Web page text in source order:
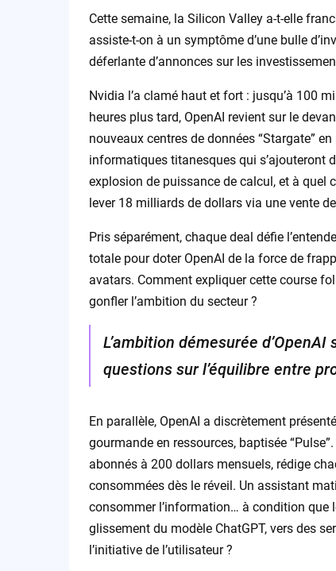
Cette semaine, la Silicon Valley a-t-elle
assiste-t-on à un symptôme d’une bulle
déferlante d’annonces sur les
Nvidia l’a clamé haut et fort : jusqu’à 100
heures plus tard, OpenAI revient sur le
nouveaux centres de données “Stargate”
informatiques titanesques qui s’ajouteront
explosion de puissance de calcul, et à quel
lever 18 milliards de dollars via une vente
Pris séparément, chaque deal défie
totale pour doter OpenAI de la force de
avatars. Comment expliquer cette course
gonfler l’ambition du secteur ?
L’ambition démesurée
questions sur l’équilibre entre
En parallèle, OpenAI a discrètement
gourmande en ressources, baptisée
abonnés à 200 dollars mensuels, rédige
consommées dès le réveil. Un assistant
consommer l’information… à condition que
glissement du modèle ChatGPT, vers des
l’initiative de l’utilisateur ?